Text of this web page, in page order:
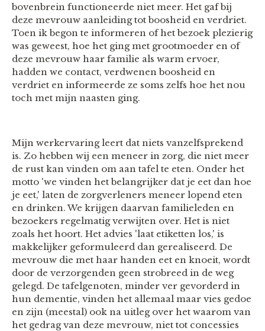
bovenbrein functioneerde niet meer. Het gaf bij
deze mevrouw aanleiding tot boosheid en verdriet.
Toen ik begon te informeren of het bezoek plezierig
was geweest, hoe het ging met grootmoeder en of
deze mevrouw haar familie als warm ervoer,
hadden we contact, verdwenen boosheid en
verdriet en informeerde ze soms zelfs hoe het nou
toch met mijn naasten ging.
Mijn werkervaring leert dat niets vanzelfsprekend
is. Zo hebben wij een meneer in zorg, die niet meer
de rust kan vinden om aan tafel te eten. Onder het
motto 'we vinden het belangrijker dat je eet dan hoe
je eet,' laten de zorgverleners meneer lopend eten
en drinken. We krijgen daarvan familieleden en
bezoekers regelmatig verwijten over. Het is niet
zoals het hoort. Het advies 'laat etiketten los,' is
makkelijker geformuleerd dan gerealiseerd. De
mevrouw die met haar handen eet en knoeit, wordt
door de verzorgenden geen strobreed in de weg
gelegd. De tafelgenoten, minder ver gevorderd in
hun dementie, vinden het allemaal maar vies gedoe
en zijn (meestal) ook na uitleg over het waarom van
het gedrag van deze mevrouw, niet tot concessies